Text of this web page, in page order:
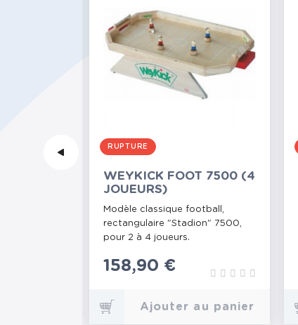
RUPTURE
WEYKICK FOOT 7500 (4
JOUEURS)
Modèle classique football,
rectangulaire "Stadion" 7500,
pour 2 à 4 joueurs.
Prix
158,90 €
Ajouter au panier